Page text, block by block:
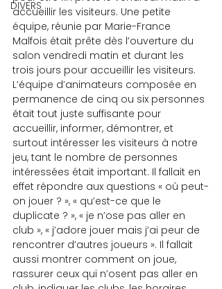
DIVERS
accueillir les visiteurs. Une petite
équipe, réunie par Marie-France
Malfois était prête dès l’ouverture du
salon vendredi matin et durant les
trois jours pour accueillir les visiteurs.
L’équipe d’animateurs composée en
permanence de cinq ou six personnes
était tout juste suffisante pour
accueillir, informer, démontrer, et
surtout intéresser les visiteurs à notre
jeu, tant le nombre de personnes
intéressées était important. Il fallait en
effet répondre aux questions « où peut-
on jouer ? », « qu’est-ce que le
duplicate ? », « je n’ose pas aller en
club », « j’adore jouer mais j’ai peur de
rencontrer d’autres joueurs ». Il fallait
aussi montrer comment on joue,
rassurer ceux qui n’osent pas aller en